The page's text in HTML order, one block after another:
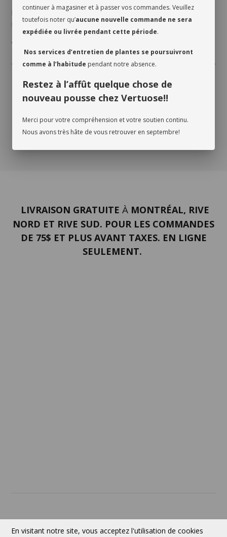
N.B. : L’abonnement ne peut être ni annulé ni
remboursé en cours de route
*vase en sus
LIVRAISON GRATUITE ÀMONTRÉAL, RIVE
NORD ET RIVE SUD. POUR LES COMMANDES
DE 75$ ET PLUS AVANT TAXES. EN LIGNE
SEULEMENT.
continuer à magasiner et à passer vos commandes. Veuillez
toutefois noter qu’aucune nouvelle commande ne sera
expédiée ou livrée pendant cette période.
Nos services d’entretien de plantes se poursuivront
comme à l’habitude pendant notre absence.
Restez à l’affût quelque chose de
nouveau pousse chez Vertuose!!
Merci pour votre compréhension et votre soutien continu.
Nous avons très hâte de vous retrouver en septembre!
En visitant notre site, vous acceptez l'utilisation de cookies